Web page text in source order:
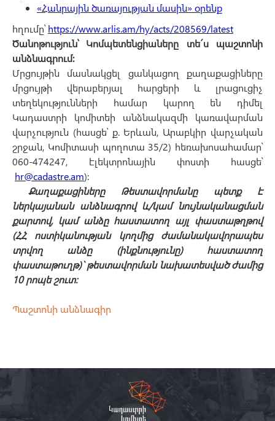
«Հանրային ծառայության մասին» օրենք
հղումը՝https://www.arlis.am/hy/acts/208569/latest
Ծանոթություն՝ Կոմպետենցիաները տե´ս պաշտոնի
անձնագրում։
Մրցույթին մասնակցել ցանկացող քաղաքացիները
մրցույթի վերաբերյալ հարցերի և լրացուցիչ
տեղեկությունների համար կարող են դիմել
Կադաստրի կոմիտեի անձնակազմի կառավարման
վարչություն (հասցե՝ ք. Երևան, Արաբկիր վարչական
շրջան, Կոմիտասի պողոտա 35/2) հեռախոսահամար՝
060-474247, էլեկտրոնային փոստի հասցե՝
hr@cadastre.am):
Քաղաքացիները Թեստավորմանը պետք է
ներկայանան անձնագրով և/կամ նույնականացման
քարտով, կամ անձը հաստատող այլ փաստաթղթով
(ՀՀ ոստիկանության կողմից ժամանակավորապես
տրվող անձը (ինքնությունը) հաստատող
փաստաթուղթ)` թեստավորման նախատեսված ժամից
10 րոպե շուտ:
Պաշտոնի անձնագիր